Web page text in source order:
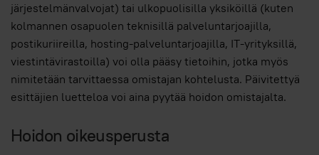
järjestelmänvalvojat) tai ulkopuolisilla yksiköillä (kuten
kolmannen osapuolen teknisillä palveluntarjoajilla,
postikuriireilla, hosting-palveluntarjoajilla, IT-yrityksillä,
viestintävirastoilla) voi olla pääsy tietoihin, jotka myös
nimitetään tarvittaessa omistajan kohtelusta. Päivitettyä
esittäjien luetteloa voi aina pyytää hoidon omistajalta.
Hoidon oikeusperusta